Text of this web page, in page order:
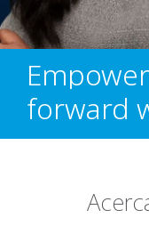
forward